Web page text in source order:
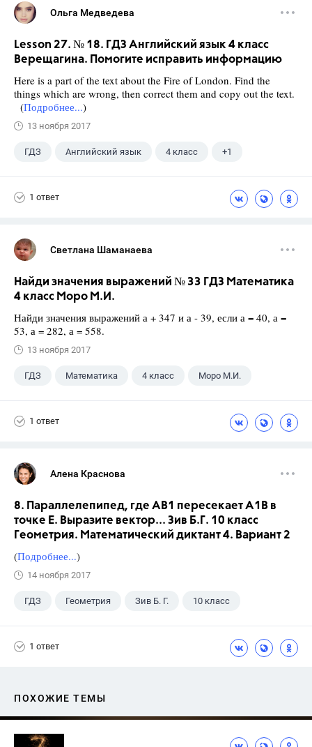
Ольга Медведева
Lesson 27. № 18. ГДЗ Английский язык 4 класс
Верещагина. Помогите исправить информацию
Here is a part of the text about the Fire of London. Find the
things which are wrong, then correct them and copy out the text.
(Подробнее...)
13 ноября 2017
ГДЗ Английский язык 4 класс +1
1 ответ
Светлана Шаманаева
Найди значения выражений № 33 ГДЗ Математика
4 класс Моро М.И.
Найди значения выражений а + 347 и а - 39, если а = 40, а =
53, а = 282, а = 558.
13 ноября 2017
ГДЗ Математика 4 класс Моро М.И.
1 ответ
Алена Краснова
8. Параллелепипед, где АВ1 пересекает А1В в
точке Е. Выразите вектор... Зив Б.Г. 10 класс
Геометрия. Математический диктант 4. Вариант 2
(Подробнее...)
14 ноября 2017
ГДЗ Геометрия Зив Б. Г. 10 класс
1 ответ
ПОХОЖИЕ ТЕМЫ